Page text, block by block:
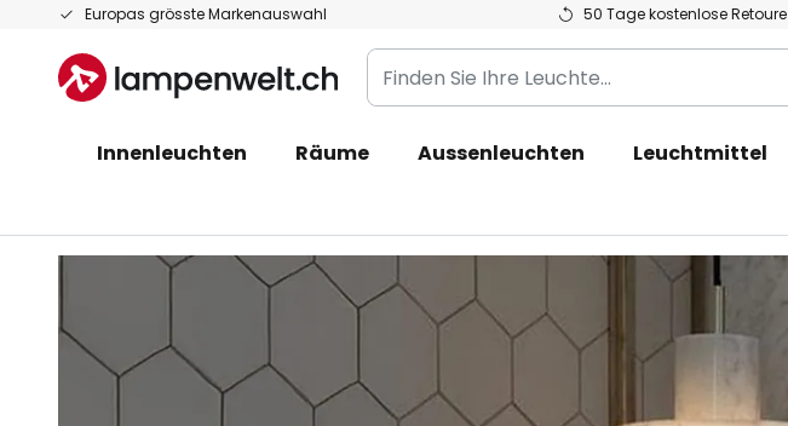
Europas grösste Markenauswahl 50 Tage kostenlose Retoure
Zum
springen
Finden
Sie
Leuchte...
Innenleuchten Räume Aussenleuchten Leuchtmittel